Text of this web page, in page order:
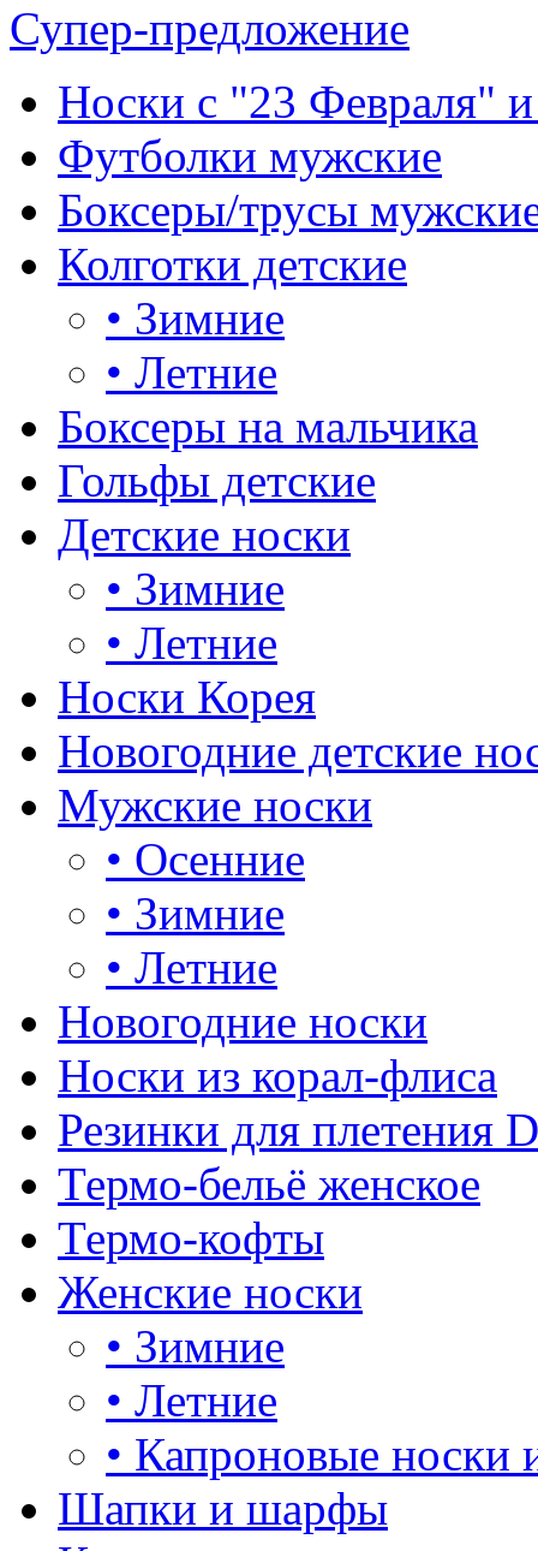
Супер-предложение
Носки с "23 Февраля"
Футболки мужские
Боксеры/трусы
Колготки детские
• Зимние
• Летние
Боксеры на мальчика
Гольфы детские
Детские носки
• Зимние
• Летние
Носки Корея
Новогодние детские
Мужские носки
• Осенние
• Зимние
• Летние
Новогодние носки
Носки из корал-флиса
Резинки для плетения
Термо-бельё женское
Термо-кофты
Женские носки
• Зимние
• Летние
• Капроновые носки
Шапки и шарфы